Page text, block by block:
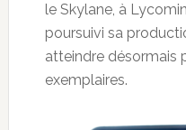
le Skylane, à
poursuivi sa
atteindre désormais
exemplaires.